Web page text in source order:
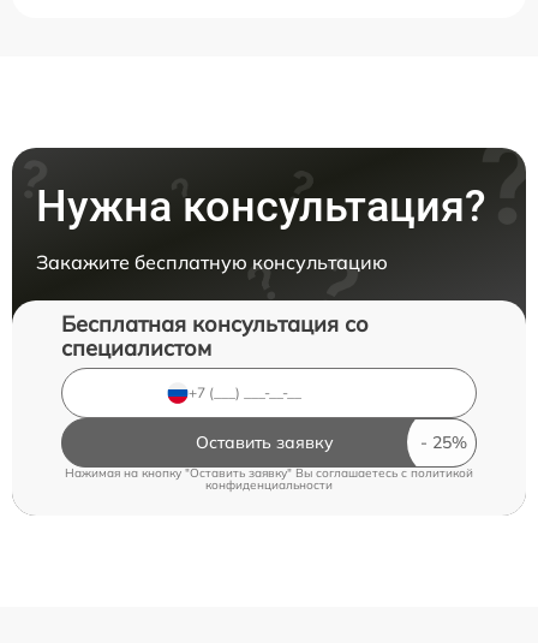
Нужна консультация?
Закажите бесплатную консультацию
Бесплатная консультация со
специалистом
Оставить заявку
Нажимая на кнопку "Оставить заявку" Вы соглашаетесь cполитикой
конфиденциальности